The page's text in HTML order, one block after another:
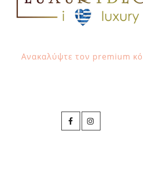
Ανακαλύψτε τον premium